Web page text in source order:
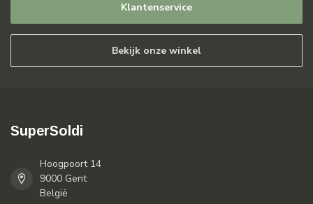
Klantenservice
Bekijk onze winkel
SuperSoldi
Hoogpoort 14
9000 Gent
België